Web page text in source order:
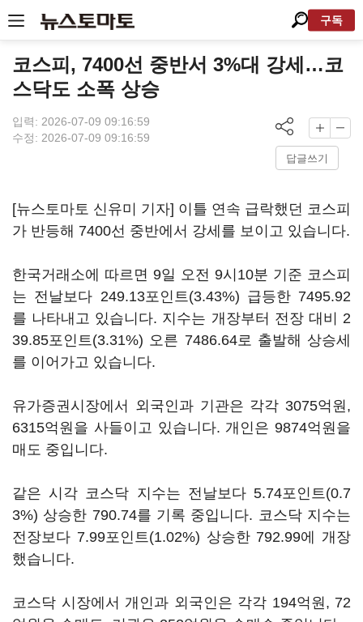
구독
코스피, 7400선 중반서 3%대 강세…코
스닥도 소폭 상승
입력: 2026-07-09 09:16:59
수정: 2026-07-09 09:16:59
답글쓰기
[뉴스토마토 신유미 기자] 이틀 연속 급락했던 코스피
가 반등해 7400선 중반에서 강세를 보이고 있습니다.
한국거래소에 따르면 9일 오전 9시10분 기준 코스피
는 전날보다 249.13포인트(3.43%) 급등한 7495.92
를 나타내고 있습니다. 지수는 개장부터 전장 대비 2
39.85포인트(3.31%) 오른 7486.64로 출발해 상승세
를 이어가고 있습니다.
유가증권시장에서 외국인과 기관은 각각 3075억원,
6315억원을 사들이고 있습니다. 개인은 9874억원을
매도 중입니다.
같은 시각 코스닥 지수는 전날보다 5.74포인트(0.7
3%) 상승한 790.74를 기록 중입니다. 코스닥 지수는
전장보다 7.99포인트(1.02%) 상승한 792.99에 개장
했습니다.
코스닥 시장에서 개인과 외국인은 각각 194억원, 72